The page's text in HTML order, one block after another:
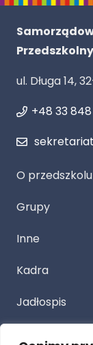
ul. Długa 14,
+48 33
O przedszkolu
Grupy
Inne
Kadra
Jadłospis